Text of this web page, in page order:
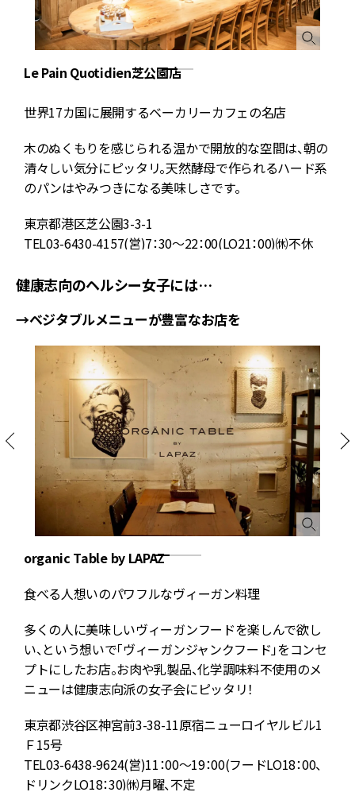
Le Pain Quotidien芝公園店
世界17カ国に展開するベーカリーカフェの名店
木のぬくもりを感じられる温かで開放的な空間は、朝の
清々しい気分にピッタリ。天然酵母で作られるハード系
のパンはやみつきになる美味しさです。
東京都港区芝公園3-3-1
TEL03-6430-4157(営)7：30～22：00(LO21：00)㉁不休
健康志向のヘルシー女子には…
→ベジタブルメニューが豊富なお店を
organic Table by LAPAZ
食べる人想いのパワフルなヴィーガン料理
多くの人に美味しいヴィーガンフードを楽しんで欲し
い、という想いで「ヴィーガンジャンクフード」をコンセ
プトにしたお店。お肉や乳製品、化学調味料不使用のメ
ニューは健康志向派の女子会にピッタリ！
東京都渋谷区神宮前3-38-11原宿ニューロイヤルビル1
Ｆ15号
TEL03-6438-9624(営)11：00～19：00(フードLO18：00、
ドリンクLO18：30)㉁月曜、不定